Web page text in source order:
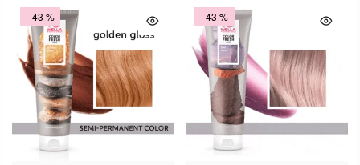
- 43 % - 43 %